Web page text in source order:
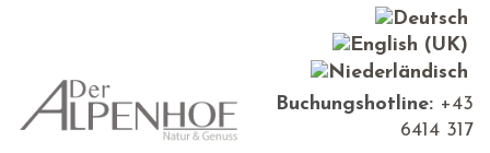
Buchungshotline: +43
6414 317